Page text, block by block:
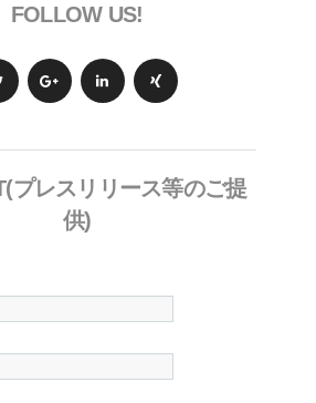
FOLLOW US!
プレスリリース等のご提
供)